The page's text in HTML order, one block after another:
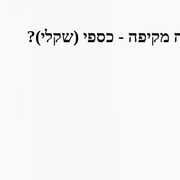
מקיפה - כספי (שקלי)?